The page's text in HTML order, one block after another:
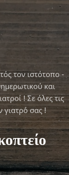
τον ιστότοπο -
και
! Σε όλες τις
γιατρό σας !